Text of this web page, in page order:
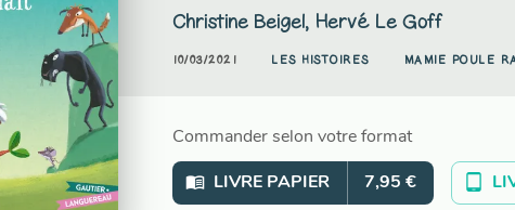
Christine Beigel, Hervé Le Goff
10/03/2021 LES HISTOIRES MAMIE POULE
Commander selon votre format
menu_book LIVRE PAPIER 7,95 € tablet_android